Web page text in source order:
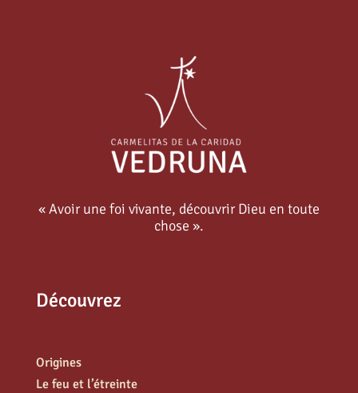
« Avoir une foi vivante, découvrir Dieu en toute
chose ».
Découvrez
Origines
Le feu et l’étreinte